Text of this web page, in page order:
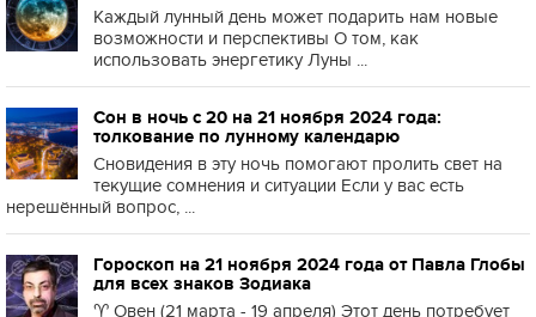
Каждый лунный день может подарить нам новые
возможности и перспективы О том, как
использовать энергетику Луны ...
Сон в ночь с 20 на 21 ноября 2024 года:
толкование по лунному календарю
Сновидения в эту ночь помогают пролить свет на
текущие сомнения и ситуации Если у вас есть
нерешённый вопрос, ...
Гороскоп на 21 ноября 2024 года от Павла Глобы
для всех знаков Зодиака
♈️ Овен (21 марта - 19 апреля) Этот день потребует